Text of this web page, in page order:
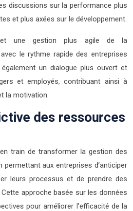
discussions sur la performance plus
et plus axées sur le développement.
une gestion plus agile de la
le rythme rapide des entreprises
un dialogue plus ouvert et
et employés, contribuant ainsi à
la motivation.
des ressources
train de transformer la gestion des
permettant aux entreprises d’anticiper
leurs processus et de prendre des
approche basée sur les données
pour améliorer l’efficacité de la